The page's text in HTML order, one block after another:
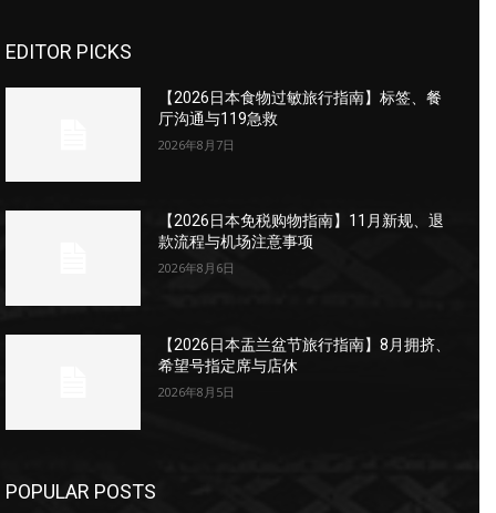
EDITOR PICKS
【2026日本食物过敏旅行指南】标签、餐
厅沟通与119急救
2026年8月7日
【2026日本免税购物指南】11月新规、退
款流程与机场注意事项
2026年8月6日
【2026日本盂兰盆节旅行指南】8月拥挤、
希望号指定席与店休
2026年8月5日
POPULAR POSTS